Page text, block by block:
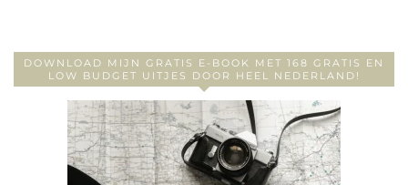
DOWNLOAD MIJN GRATIS E-BOOK MET 168 GRATIS EN
LOW BUDGET UITJES DOOR HEEL NEDERLAND!